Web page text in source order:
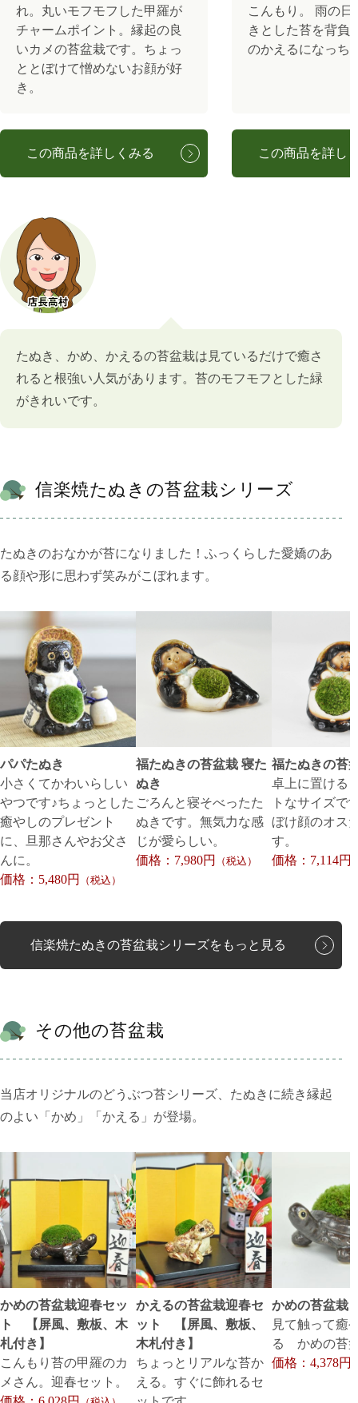
れ。丸いモフモフした甲羅が
チャームポイント。縁起の良
いカメの苔盆栽です。ちょっ
ととぼけて憎めないお顔が好
き。
この商品を詳しくみる
こんもり。 雨の日
きとした苔を背負
のかえるになっち
この商品を詳し
たぬき、かめ、かえるの苔盆栽は見ているだけで癒さ
れると根強い人気があります。苔のモフモフとした緑
がきれいです。
信楽焼たぬきの苔盆栽シリーズ
たぬきのおなかが苔になりました！ふっくらした愛嬌のあ
る顔や形に思わず笑みがこぼれます。
パパたぬき
小さくてかわいらしい
やつです♪ちょっとした
癒やしのプレゼント
に、旦那さんやお父さ
んに。
価格：5,480円
（税込）
福たぬきの苔盆栽 寝た
ぬき
ごろんと寝そべったた
ぬきです。無気力な感
じが愛らしい。
価格：7,980円
（税込）
福たぬきの苔
卓上に置ける
トなサイズで
ぼけ顔のオス
す。
価格：7,114円
信楽焼たぬきの苔盆栽シリーズをもっと見る
その他の苔盆栽
当店オリジナルのどうぶつ苔シリーズ、たぬきに続き縁起
のよい「かめ」「かえる」が登場。
かめの苔盆栽迎春セッ
ト 【屏風、敷板、木
札付き】
こんもり苔の甲羅のカ
メさん。迎春セット。
かえるの苔盆栽迎春セ
ット 【屏風、敷板、
木札付き】
ちょっとリアルな苔か
える。すぐに飾れるセ
かめの苔盆栽
見て触って癒
る かめの苔
価格：4,378円